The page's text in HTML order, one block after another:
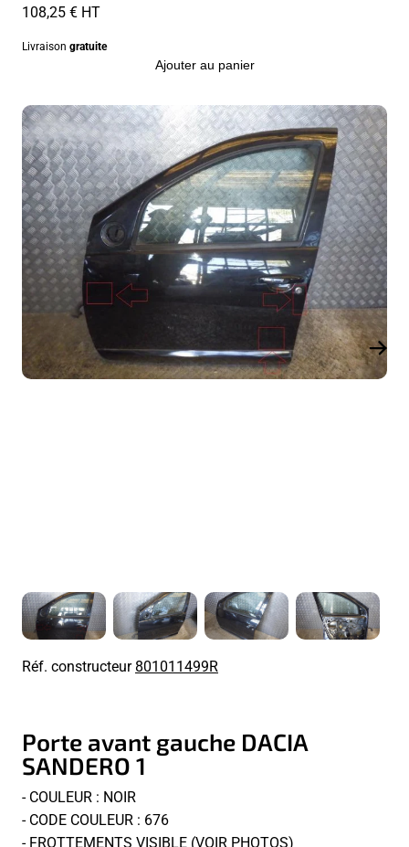
108,25 € HT
Livraison gratuite
Ajouter au panier
Réf. constructeur801011499R
Porte avant gauche DACIA
SANDERO 1
- COULEUR : NOIR
- CODE COULEUR : 676
- FROTTEMENTS VISIBLE (VOIR PHOTOS)